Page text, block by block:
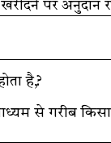
पर अनुदान
है,?
से गरीब